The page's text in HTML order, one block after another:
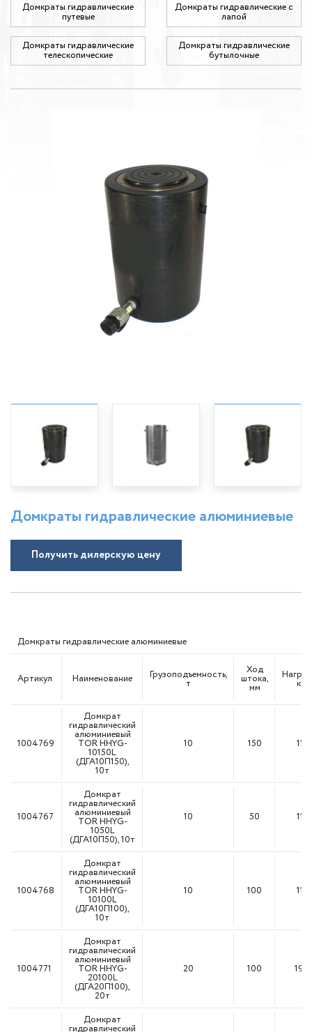
Домкраты гидравлические
путевые
Домкраты гидравлические с
лапой
Домкраты гидравлические
телескопические
Домкраты гидравлические
бутылочные
Домкраты гидравлические алюминиевые
Получить дилерскую цену
Домкраты гидравлические алюминиевые
Артикул Наименование Грузоподъемность,
т
Ход
штока,
мм кН
1004769
Домкрат
гидравлический
алюминиевый
TOR HHYG-
10150L
(ДГА10П150),
10т
10 150 111
1004767
Домкрат
гидравлический
алюминиевый
TOR HHYG-
1050L
(ДГА10П50), 10т
10 50 111
1004768
Домкрат
гидравлический
алюминиевый
TOR HHYG-
10100L
(ДГА10П100),
10т
10 100 111
1004771
Домкрат
гидравлический
алюминиевый
TOR HHYG-
20100L
(ДГА20П100),
20т
20 100 198
Домкрат
гидравлический